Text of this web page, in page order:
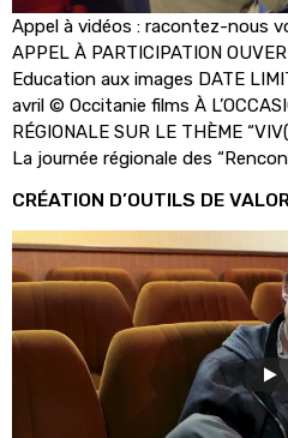
Appel à vidéos : racontez-nous
APPEL À PARTICIPATION
Education aux images DATE
avril © Occitanie films À
RÉGIONALE SUR LE THÈME
La journée régionale des
CRÉATION D’OUTILS DE